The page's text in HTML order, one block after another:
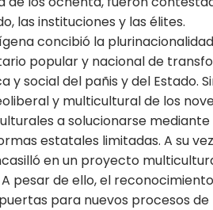
las instituciones y las élites.
concibió la
popular y nacional de
y social del pañis y del Estado.
y multicultural de los
a solucionarse
estatales limitadas. A su
en un proyecto
pesar de ello, el
para nuevos procesos de